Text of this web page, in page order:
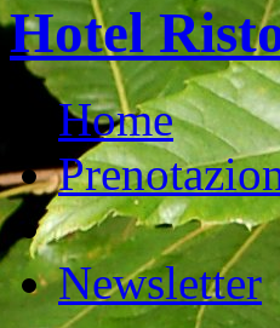
Hotel
Home
Newsletter